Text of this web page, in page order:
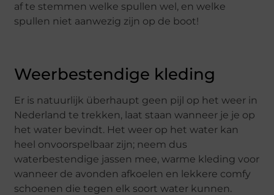
af te stemmen welke spullen wel, en welke
spullen niet aanwezig zijn op de boot!
Weerbestendige kleding
Er is natuurlijk überhaupt geen pijl op het weer in
Nederland te trekken, laat staan wanneer je je op
het water bevindt. Het weer op het water kan
heel onvoorspelbaar zijn; neem dus
waterbestendige jassen mee, warme kleding voor
wanneer de avonden afkoelen en lekkere comfy
schoenen die tegen elk soort water kunnen.